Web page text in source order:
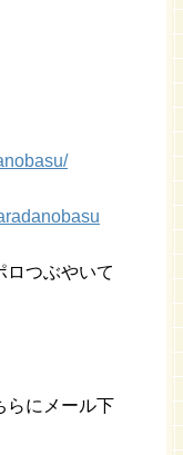
ロつぶやいて
らにメール下